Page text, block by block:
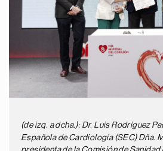
(de izq. a dcha.): Dr. Luis Rodríguez
Española de Cardiología (SEC) Dña.
presidenta de la Comisión de